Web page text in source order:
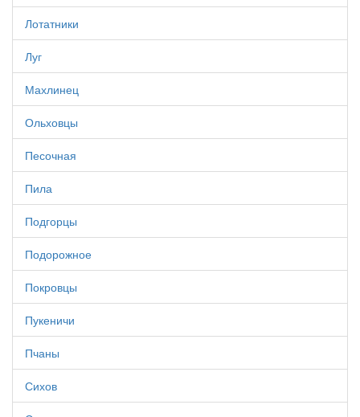
Лотатники
Луг
Махлинец
Ольховцы
Песочная
Пила
Подгорцы
Подорожное
Покровцы
Пукеничи
Пчаны
Сихов